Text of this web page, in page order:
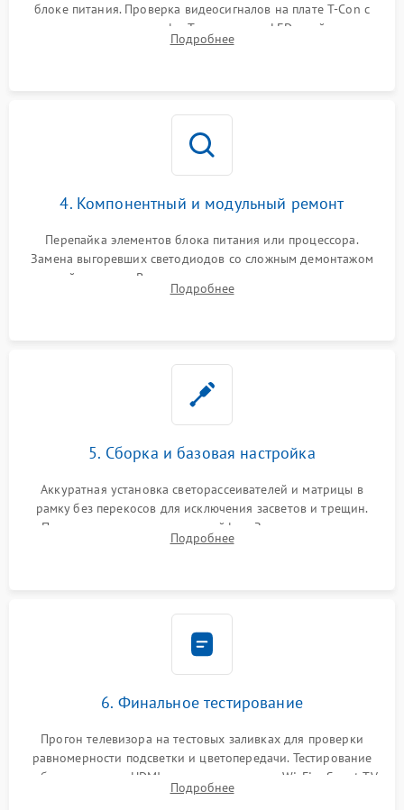
блоке питания. Проверка видеосигналов на плате T-Con с
помощью осциллографа. Тестирование LED-драйвера и
светодиодных планок подсветки мультиметром.
Подробнее
4. Компонентный и модульный ремонт
Перепайка элементов блока питания или процессора.
Замена выгоревших светодиодов со сложным демонтажом
хрупкой матрицы. Восстановление поврежденных дорожек,
прошивка микросхем памяти EEPROM
Подробнее
5. Сборка и базовая настройка
Аккуратная установка светорассеивателей и матрицы в
рамку без перекосов для исключения засветов и трещин.
Подключение внутренних шлейфов. Закрытие корпуса.
Сброс настроек и обновление программного обеспечения.
Подробнее
6. Финальное тестирование
Прогон телевизора на тестовых заливках для проверки
равномерности подсветки и цветопередачи. Тестирование
работы разъемов HDMI, динамиков, модуля Wi-Fi и Smart TV
в рабочем режиме в течение нескольких часов.
Подробнее